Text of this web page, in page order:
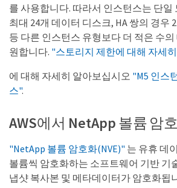
를 사용합니다. 따라서 인스턴스는 단일
최대 24개 데이터 디스크, HA 쌍의 경우
등 다른 인스턴스 유형보다 더 적은 수
원합니다. "스토리지 제한에 대해 자세
에 대해 자세히 알아보십시오 "M5 인스
스".
AWS에서 NetApp 볼륨 암
"NetApp 볼륨 암호화(NVE)" 는 유휴 데
볼륨씩 암호화하는 소프트웨어 기반 기
냅샷 복사본 및 메타데이터가 암호화됩